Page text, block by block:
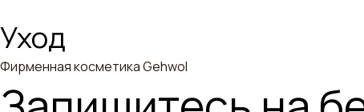
Уход
Фирменная косметика Gehwol